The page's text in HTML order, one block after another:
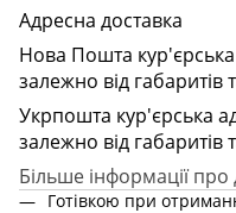
Адресна доставка
Нова Пошта кур'єрська
залежно від габаритів
Укрпошта кур'єрська
залежно від габаритів
Більше інформації про
Готівкою при